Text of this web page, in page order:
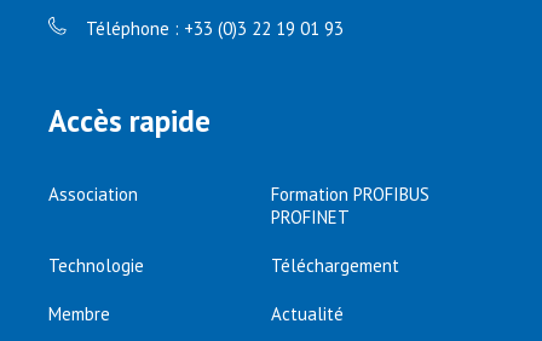
Téléphone : +33 (0)3 22 19 01 93
Accès rapide
Association
Formation PROFIBUS
PROFINET
Technologie Téléchargement
Membre Actualité